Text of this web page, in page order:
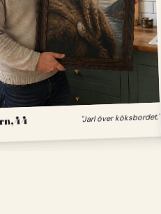
44 "Jarl över köksbordet."